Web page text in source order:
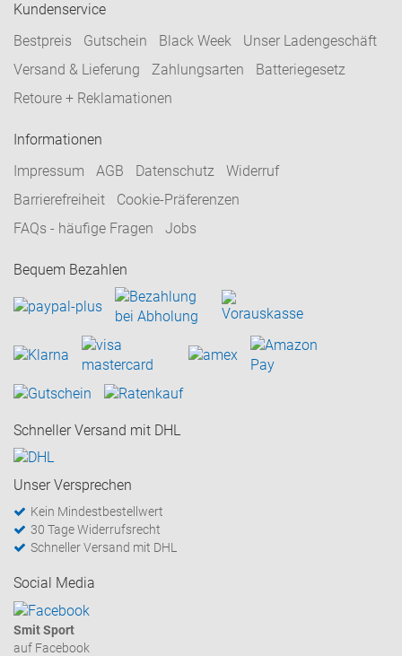
Kundenservice
Bestpreis
Gutschein Black Week
Unser Ladengeschäft
Versand & Lieferung
Zahlungsarten
Batteriegesetz
Retoure + Reklamationen
Informationen
Impressum
AGB Datenschutz
Widerruf
Barrierefreiheit
Cookie-Präferenzen
FAQs - häufige Fragen
Jobs
Bequem Bezahlen
Schneller Versand mit DHL
Unser Versprechen
Kein Mindestbestellwert
30 Tage Widerrufsrecht
Schneller Versand mit DHL
Social Media
Smit Sport
auf Facebook